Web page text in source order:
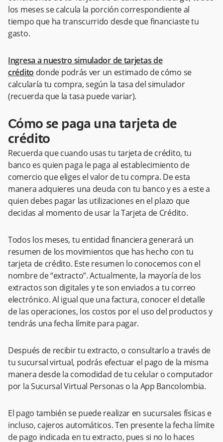
los meses se calcula la porción correspondiente al
tiempo que ha transcurrido desde que financiaste tu
gasto.
Ingresa a nuestro simulador de tarjetas de
crédito donde podrás ver un estimado de cómo se
calcularía tu compra, según la tasa del simulador
(recuerda que la tasa puede variar).
Cómo se paga una tarjeta de
crédito
Recuerda que cuando usas tu tarjeta de crédito, tu
banco es quien paga le paga al establecimiento de
comercio que eliges el valor de tu compra. De esta
manera adquieres una deuda con tu banco y es a este a
quien debes pagar las utilizaciones en el plazo que
decidas al momento de usar la Tarjeta de Crédito.
Todos los meses, tu entidad financiera generará un
resumen de los movimientos que has hecho con tu
tarjeta de crédito. Este resumen lo conocemos con el
nombre de “extracto”. Actualmente, la mayoría de los
extractos son digitales y te son enviados a tu correo
electrónico. Al igual que una factura, conocer el detalle
de las operaciones, los costos por el uso del productos y
tendrás una fecha límite para pagar.
Después de recibir tu extracto, o consultarlo a través de
tu sucursal virtual, podrás efectuar el pago de la misma
manera desde la comodidad de tu celular o computador
por la Sucursal Virtual Personas o la App Bancolombia.
El pago también se puede realizar en sucursales físicas e
incluso, cajeros automáticos. Ten presente la fecha límite
de pago indicada en tu extracto, pues si no lo haces